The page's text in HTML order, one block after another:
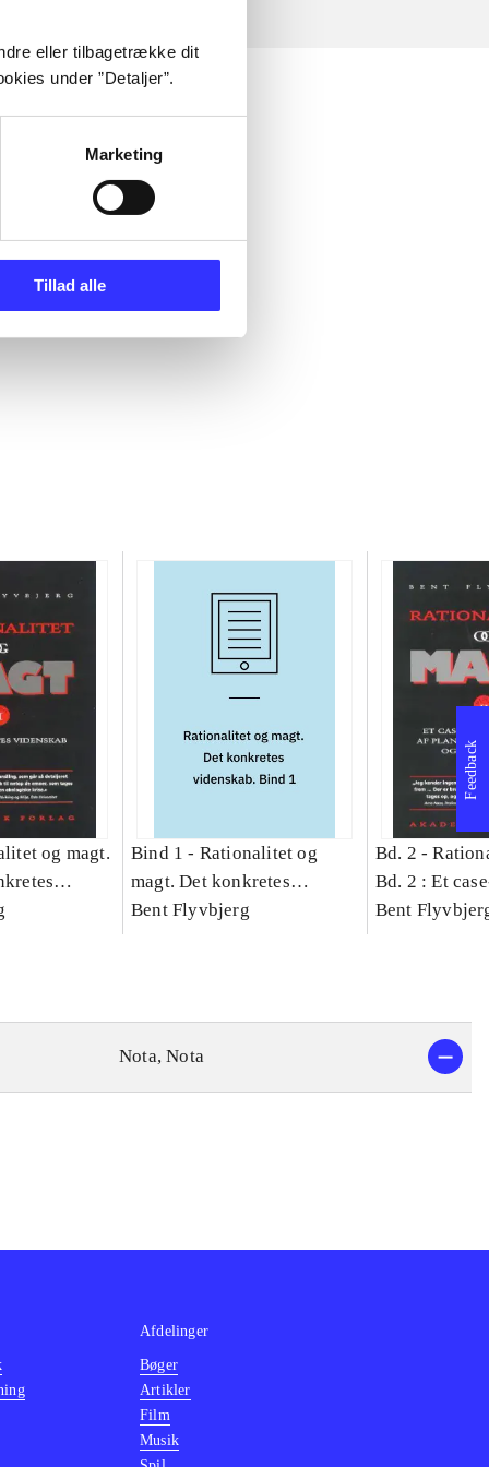
eller tilbagetrække dit
under ”Detaljer”.
Marketing
Tillad alle
og magt.
Bind 1 - Rationalitet og
magt. Det konkretes
videnskab. Bind 1
Bent Flyvbjerg
Bd. 2 -
Bd. 2 : Et
studie af
Bent
Nota, Nota
Feedback
Afdelinger
Bøger
Artikler
Film
Musik